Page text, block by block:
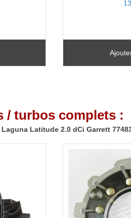
/ turbos complets :
Latitude 2.0 dCi Garrett